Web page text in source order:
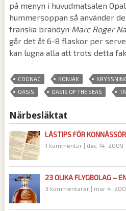
på menyn i huvudmatsalen
hummersoppan så använder
franska brandyn Marc Roger
går det åt 6-8 flaskor per
kan lugna alla att trots detta
COGNAC KONJAK
OASIS OASIS OF THE SEAS
Närbesläktat
LÄSTIPS FÖR
1 kommentar| dec 14, 2009
23 OLIKA FLYGBOLAG –
3 kommentarer| mar 4,